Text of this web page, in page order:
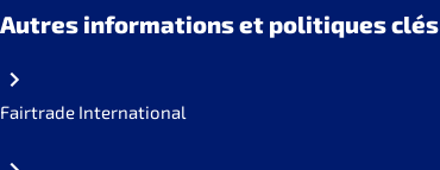
Autres informations et politiques clés
Fairtrade International